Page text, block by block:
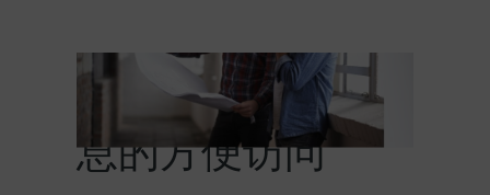
HIT提供对产品信
息的方便访问